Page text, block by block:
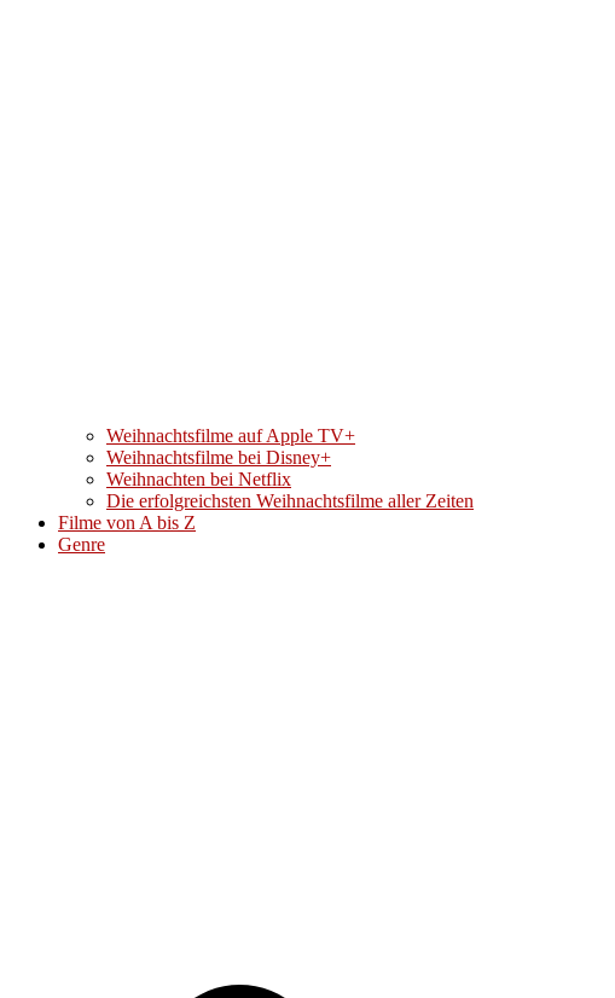
Weihnachtsfilme auf Apple TV+
Weihnachtsfilme bei Disney+
Weihnachten bei Netflix
Die erfolgreichsten Weihnachtsfilme aller Zeiten
Filme von A bis Z
Genre